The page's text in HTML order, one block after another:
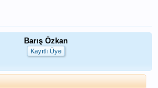
Barış Özkan
Kayıtlı Üye